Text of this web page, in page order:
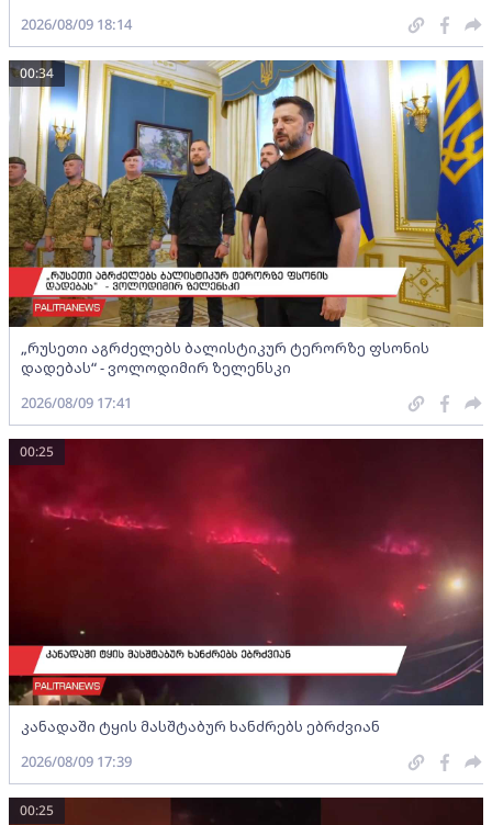
2026/08/09 18:14
„რუსეთი აგრძელებს ბალისტიკურ ტერორზე ფსონის
დადებას“ - ვოლოდიმირ ზელენსკი
00:34
2026/08/09 17:41
კანადაში ტყის მასშტაბურ ხანძრებს ებრძვიან
00:25
2026/08/09 17:39
00:25